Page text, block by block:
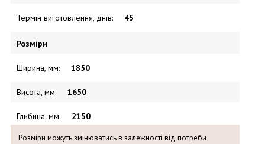
Термін виготовлення, днів: 45
Розміри
Ширина, мм: 1850
Висота, мм: 1650
Глибина, мм: 2150
Розміри можуть змінюватись в залежності від потреби